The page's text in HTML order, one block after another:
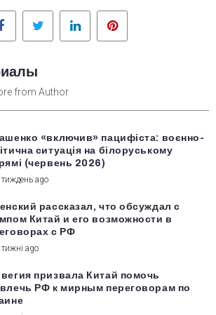
Facebook Twitter LinkedIn
from Author
«включив» пацифіста: воєнно-
ситуація на білоруському
(червень 2026)
ago
рассказал, что обсуждал с
Китай и его возможности в
с РФ
тижні ago
призвала Китай помочь
РФ к мирным переговорам по